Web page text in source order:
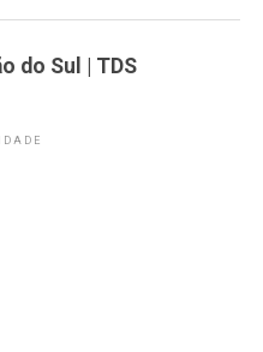
do Sul | TDS